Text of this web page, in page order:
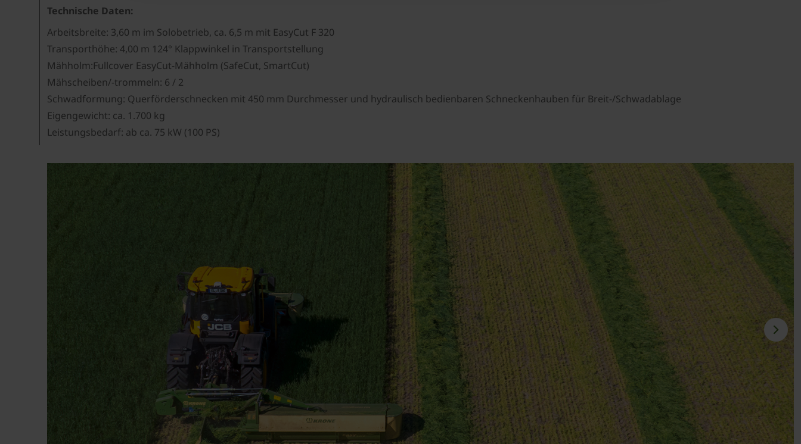
Technische Daten:
Arbeitsbreite: 3,60 m im Solobetrieb, ca. 6,5 m mit EasyCut F 320
Transporthöhe: 4,00 m 124° Klappwinkel in Transportstellung
Mähholm:Fullcover EasyCut-Mähholm (SafeCut, SmartCut)
Mähscheiben/-trommeln: 6 / 2
Schwadformung: Querförderschnecken mit 450 mm Durchmesser und hydraulisch bedienbaren Schneckenhauben für Breit-/Schwadablage
Eigengewicht: ca. 1.700 kg
Leistungsbedarf: ab ca. 75 kW (100 PS)